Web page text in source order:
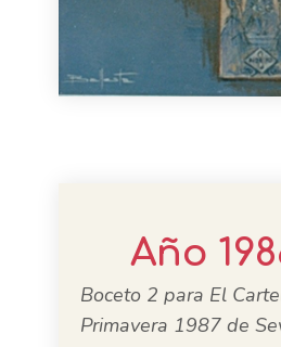
Año
Boceto 2 para El
Primavera 1987 de